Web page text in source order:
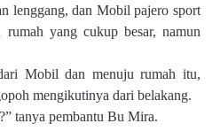
lenggang, dan Mobil pajero sport
yang cukup besar, namun
Mobil dan menuju rumah itu,
mengikutinya dari belakang.
tanya pembantu Bu Mira.